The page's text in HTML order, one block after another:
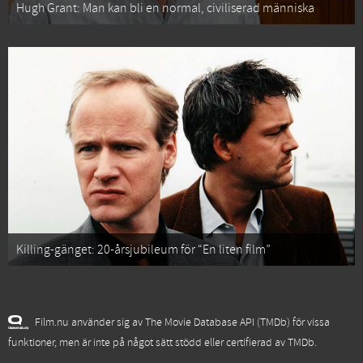
Hugh Grant: Man kan bli en normal, civiliserad människa
Killing-gänget: 20-årsjubileum för “En liten film”
Film.nu använder sig av The Movie Database API (TMDb) för vissa
funktioner, men är inte på något sätt stödd eller certifierad av TMDb.